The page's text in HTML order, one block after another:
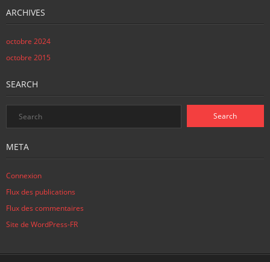
ARCHIVES
octobre 2024
octobre 2015
SEARCH
META
Connexion
Flux des publications
Flux des commentaires
Site de WordPress-FR